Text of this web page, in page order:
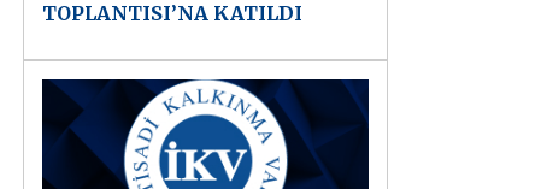
TOPLANTISI’NA KATILDI